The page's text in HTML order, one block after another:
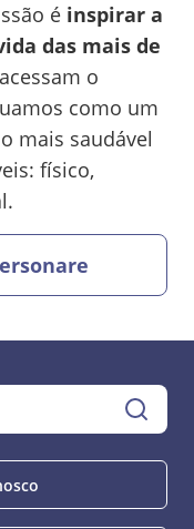
é inspirar a
das mais de
o
como um
mais saudável
físico,